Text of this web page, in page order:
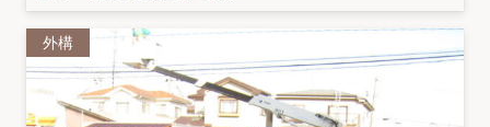
外構